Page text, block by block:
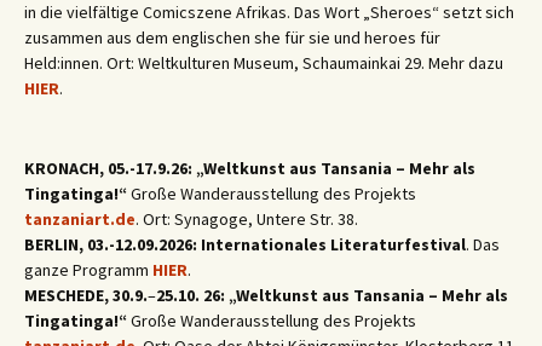
in die vielfältige Comicszene Afrikas. Das Wort „Sheroes“ setzt sich
zusammen aus dem englischen she für sie und heroes für
Held:innen. Ort: Weltkulturen Museum, Schaumainkai 29. Mehr dazu
HIER.
KRONACH, 05.-17.9.26: „Weltkunst aus Tansania – Mehr als
Tingatinga!“Große Wanderausstellung des Projekts
tanzaniart.de. Ort: Synagoge, Untere Str. 38.
BERLIN, 03.-12.09.2026: Internationales Literaturfestival. Das
ganze Programm HIER.
MESCHEDE, 30.9.–25.10. 26: „Weltkunst aus Tansania – Mehr als
Tingatinga!“Große Wanderausstellung des Projekts